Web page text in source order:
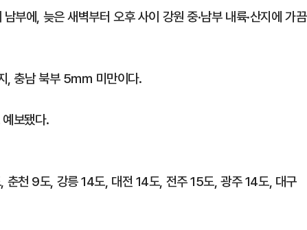
부에, 늦은 새벽부터 오후 사이 강원 중·남부 내륙·산지에 가끔
지, 충남 북부 5㎜ 미만이다.
보됐다.
춘천 9도, 강릉 14도, 대전 14도, 전주 15도, 광주 14도, 대구